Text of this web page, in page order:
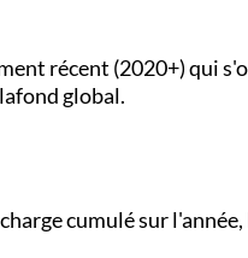
récent (2020+) qui
global.
cumulé sur